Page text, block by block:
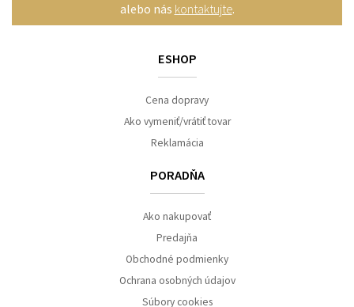
alebo nás kontaktujte.
ESHOP
Cena dopravy
Ako vymeniť/vrátiť tovar
Reklamácia
PORADŇA
Ako nakupovať
Predajňa
Obchodné podmienky
Ochrana osobných údajov
Súbory cookies